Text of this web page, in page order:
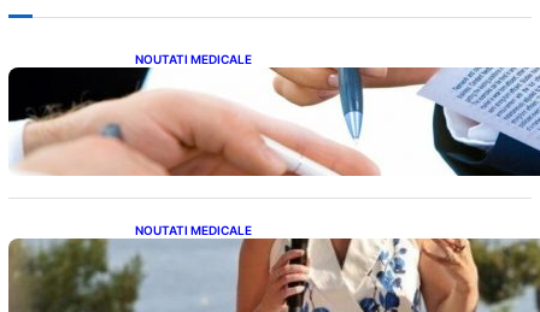
NOUTATI MEDICALE
Acordul României cu Banca Mondială: O
Analiză Detaliată a Împrumutului și
Condițiilor Impuse
NOUTATI MEDICALE
Nașterea prințesei Eugenie la Lisabona: O
alegere plină de semnificație pentru familia
regală britanică